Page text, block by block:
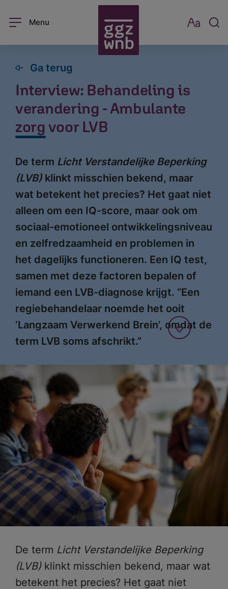
Menu
Ga terug
Interview: Behandeling is
verandering - Ambulante
zorg voor LVB
De term Licht Verstandelijke Beperking
(LVB) klinkt misschien bekend, maar
wat betekent het precies? Het gaat niet
alleen om een IQ-score, maar ook om
sociaal-emotioneel ontwikkelingsniveau
en zelfredzaamheid en problemen in
het dagelijks functioneren. Een IQ test,
samen met deze factoren bepalen of
iemand een LVB-diagnose krijgt. “Een
regiebehandelaar noemde het ooit
‘Langzaam Verwerkend Brein’, omdat de
term LVB soms afschrikt.”
De term Licht Verstandelijke Beperking
(LVB)klinkt misschien bekend, maar wat
betekent het precies? Het gaat niet